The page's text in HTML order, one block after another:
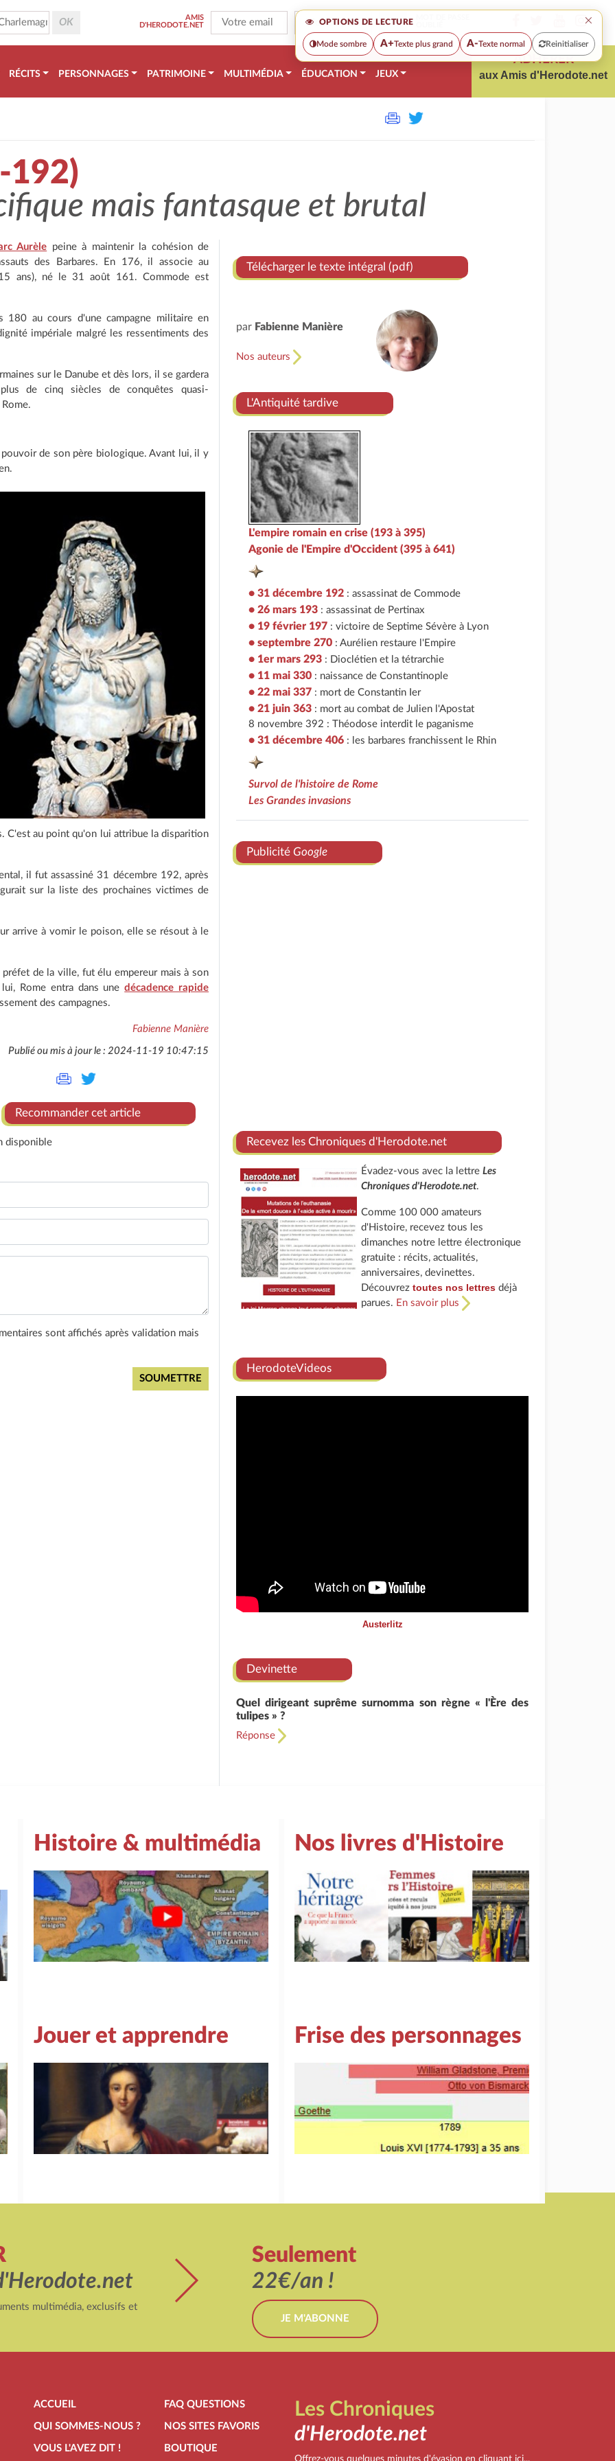
OPTIONS DE LECTURE ×
Mode sombre A+Texte plus grand A-Texte normal Reinitialiser
AMIS
D'HERODOTE.NET
RÉCITS PERSONNAGES PATRIMOINE MULTIMÉDIA ÉDUCATION JEUX
ADHÉRER
aux Amis d'Herodote.net
192)
mais fantasque et brutal
Aurèle peine à maintenir la cohésion de
des Barbares. En 176, il associe au
ans), né le 31 août 161. Commode est
au cours d'une campagne militaire en
impériale malgré les ressentiments des
sur le Danube et dès lors, il se gardera
de cinq siècles de conquêtes quasi-
de son père biologique. Avant lui, il y
C'est au point qu'on lui attribue la disparition
il fut assassiné 31 décembre 192, après
sur la liste des prochaines victimes de
arrive à vomir le poison, elle se résout à le
préfet de la ville, fut élu empereur mais à son
Rome entra dans unedécadence rapide
des campagnes.
Fabienne Manière
Publié ou mis à jour le : 2024-11-19 10:47:15
Recommander cet article
disponible
sont affichés après validation mais
Télécharger le texte intégral (pdf)
par Fabienne Manière
Nos auteurs
L'Antiquité tardive
L'empire romain en crise (193 à 395)
Agonie de l'Empire d'Occident (395 à 641)
• 31 décembre 192 : assassinat de Commode
• 26 mars 193 : assassinat de Pertinax
• 19 février 197 : victoire de Septime Sévère à Lyon
• septembre 270 : Aurélien restaure l'Empire
• 1er mars 293 : Dioclétien et la tétrarchie
• 11 mai 330 : naissance de Constantinople
• 22 mai 337 : mort de Constantin Ier
• 21 juin 363 : mort au combat de Julien l'Apostat
8 novembre 392 : Théodose interdit le paganisme
• 31 décembre 406 : les barbares franchissent le Rhin
Survol de l'histoire de Rome
Les Grandes invasions
Publicité Google
Recevez les Chroniques d'Herodote.net
Évadez-vous avec la lettreLes
Chroniques d'Herodote.net.
Comme 100 000 amateurs
d'Histoire, recevez tous les
dimanches notre lettre électronique
gratuite : récits, actualités,
anniversaires, devinettes.
Découvreztoutes nos lettres déjà
parues. En savoir plus
HerodoteVideos
Austerlitz
Devinette
Quel dirigeant suprême surnomma son règne « l'Ère des
tulipes » ?
Réponse
Histoire & multimédia Nos livres d'Histoire
Jouer et apprendre Frise des personnages
multimédia, exclusifs et
Seulement
22€/an !
JE M'ABONNE
ACCUEIL
QUI SOMMES-NOUS ?
VOUS L'AVEZ DIT !
FAQ QUESTIONS
NOS SITES FAVORIS
BOUTIQUE
Les Chroniques
d'Herodote.net
Offrez-vous quelques minutes d'évasion en cliquant ici...